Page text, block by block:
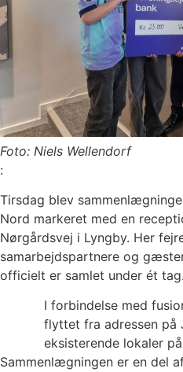
Foto: Niels Wellendorf
:
Tirsdag blev
Nord markeret med en
Nørgårdsvej i Lyngby. Her
samarbejdspartnere og
officielt er samlet under ét tag.
I forbindelse med
flyttet fra adressen på
eksisterende lokaler
Sammenlægningen er en del